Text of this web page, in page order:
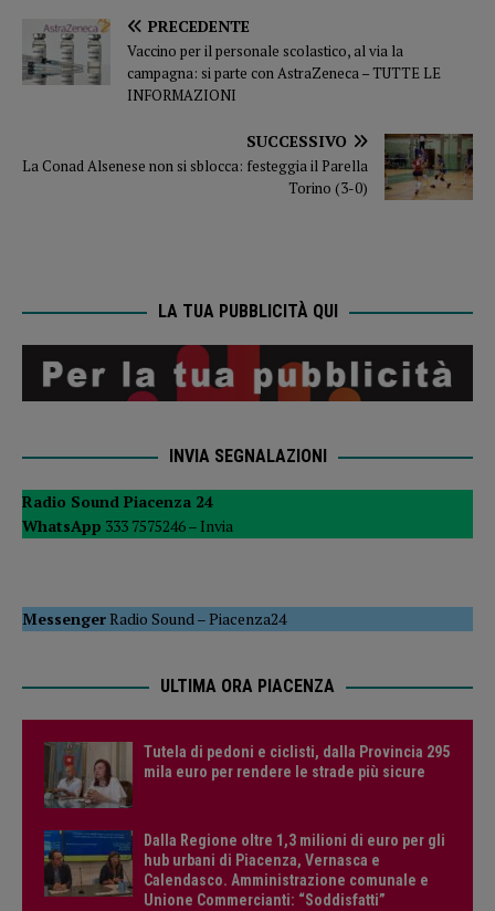
PRECEDENTE
Vaccino per il personale scolastico, al via la
campagna: si parte con AstraZeneca – TUTTE LE
INFORMAZIONI
SUCCESSIVO
La Conad Alsenese non si sblocca: festeggia il Parella
Torino (3-0)
LA TUA PUBBLICITÀ QUI
INVIA SEGNALAZIONI
Radio Sound Piacenza 24
WhatsApp 333 7575246 – Invia
MessengerRadio Sound –Piacenza24
ULTIMA ORA PIACENZA
Tutela di pedoni e ciclisti, dalla Provincia 295
mila euro per rendere le strade più sicure
Dalla Regione oltre 1,3 milioni di euro per gli
hub urbani di Piacenza, Vernasca e
Calendasco. Amministrazione comunale e
Unione Commercianti: “Soddisfatti”